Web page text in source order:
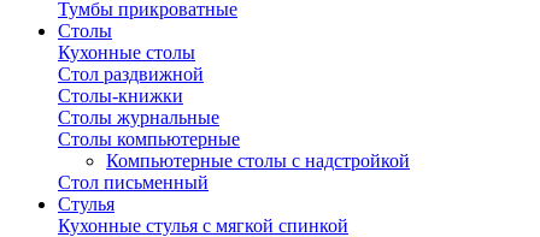
Тумбы прикроватные
Столы
Кухонные столы
Стол раздвижной
Столы-книжки
Столы журнальные
Столы компьютерные
Компьютерные столы с надстройкой
Стол письменный
Стулья
Кухонные стулья с мягкой спинкой